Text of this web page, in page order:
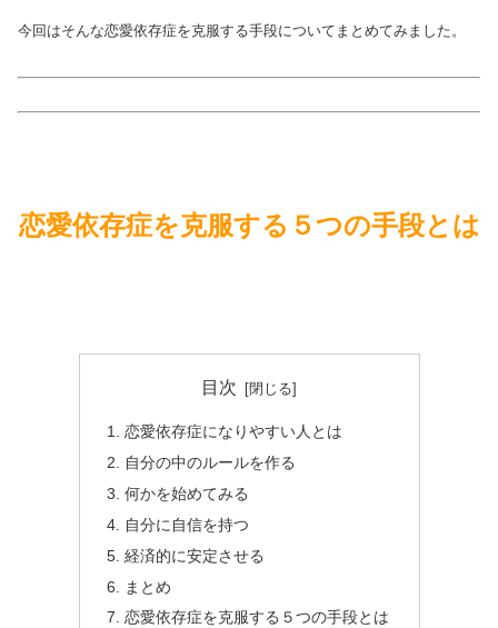
今回はそんな恋愛依存症を克服する手段についてまとめてみました。
恋愛依存症を克服する５つの手段とは
目次
恋愛依存症になりやすい人とは
自分の中のルールを作る
何かを始めてみる
自分に自信を持つ
経済的に安定させる
まとめ
恋愛依存症を克服する５つの手段とは